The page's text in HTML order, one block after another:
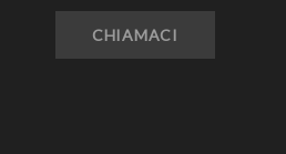
CHIAMACI